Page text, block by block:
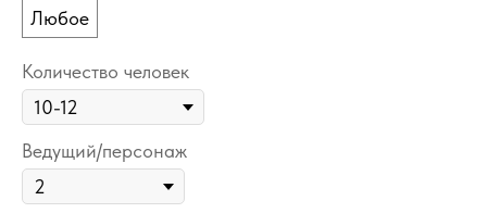
Любое
Количество человек
Ведущий/персонаж